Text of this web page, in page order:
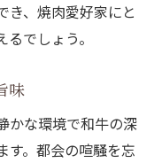
き、焼肉愛好家にと
でしょう。
味
かな環境で和牛の深
す。都会の喧騒を忘